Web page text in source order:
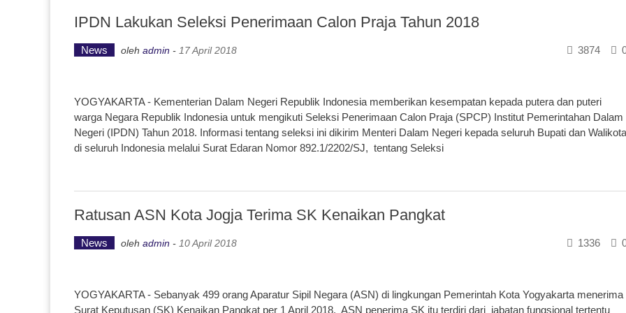
IPDN Lakukan Seleksi Penerimaan Calon Praja Tahun 2018
News oleh admin - 17 April 2018 3874
YOGYAKARTA - Kementerian Dalam Negeri Republik Indonesia memberikan kesempatan kepada putera dan puteri
warga Negara Republik Indonesia untuk mengikuti Seleksi Penerimaan Calon Praja (SPCP) Institut Pemerintahan Dalam
Negeri (IPDN) Tahun 2018. Informasi tentang seleksi ini dikirim Menteri Dalam Negeri kepada seluruh Bupati dan Walikota
di seluruh Indonesia melalui Surat Edaran Nomor 892.1/2202/SJ, tentang Seleksi
Ratusan ASN Kota Jogja Terima SK Kenaikan Pangkat
News oleh admin - 10 April 2018 1336
YOGYAKARTA - Sebanyak 499 orang Aparatur Sipil Negara (ASN) di lingkungan Pemerintah Kota Yogyakarta menerima
Surat Keputusan (SK) Kenaikan Pangkat per 1 April 2018. ASN penerima SK itu terdiri dari jabatan fungsional tertentu